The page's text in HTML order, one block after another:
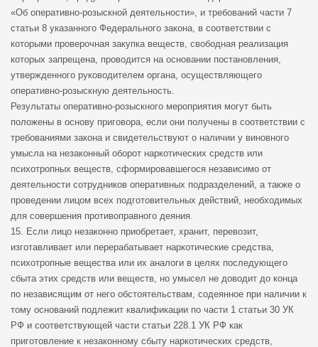
«Об оперативно-розыскной деятельности», и требований части 7
статьи 8 указанного Федерального закона, в соответствии с
которыми проверочная закупка веществ, свободная реализация
которых запрещена, проводится на основании постановления,
утвержденного руководителем органа, осуществляющего
оперативно-розыскную деятельность.
Результаты оперативно-розыскного мероприятия могут быть
положены в основу приговора, если они получены в соответствии с
требованиями закона и свидетельствуют о наличии у виновного
умысла на незаконный оборот наркотических средств или
психотропных веществ, сформировавшегося независимо от
деятельности сотрудников оперативных подразделений, а также о
проведении лицом всех подготовительных действий, необходимых
для совершения противоправного деяния.
15. Если лицо незаконно приобретает, хранит, перевозит,
изготавливает или перерабатывает наркотические средства,
психотропные вещества или их аналоги в целях последующего
сбыта этих средств или веществ, но умысел не доводит до конца
по независящим от него обстоятельствам, содеянное при наличии к
тому оснований подлежит квалификации по части 1 статьи 30 УК
РФ и соответствующей части статьи 228.1 УК РФ как
приготовление к незаконному сбыту наркотических средств,